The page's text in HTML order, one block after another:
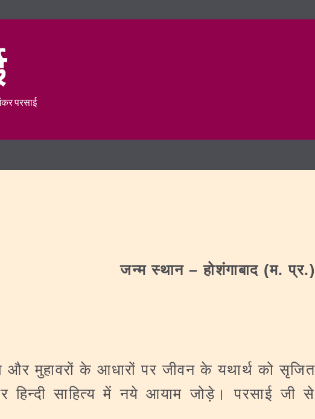
परसाई
जन्‍मस्थान –होशंगाबाद (म. प्र.)
और मुहावरों के आधारों पर जीवन के यथार्थ को सृजित
हिन्दी साहित्य में नये आयाम जोड़े। परसाई जी से